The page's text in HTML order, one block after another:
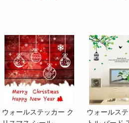
ウォールステッカー ク
ウォールス